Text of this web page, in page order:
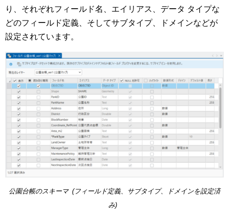
り、それぞれフィールド名、エイリアス、データ タイプな
どのフィールド定義、そしてサブタイプ、ドメインなどが
設定されています。
公園台帳のスキーマ (フィールド定義、サブタイプ、ドメインを設定済
み)